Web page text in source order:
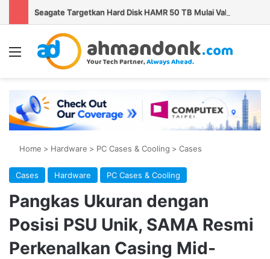
Menu
Home > Hardware > PC Cases & Cooling > Cases
Cases Hardware PC Cases & Cooling
Pangkas Ukuran dengan
Posisi PSU Unik, SAMA Resmi
Perkenalkan Casing Mid-